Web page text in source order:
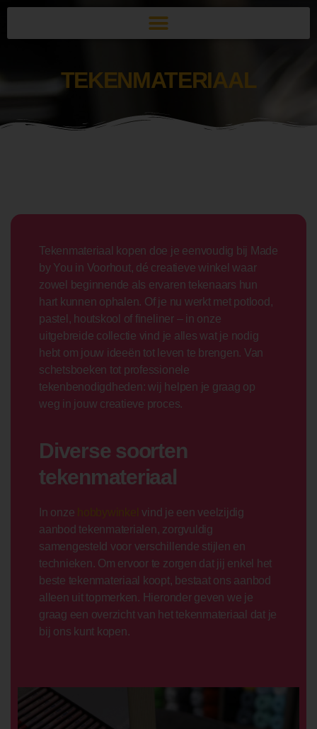
TEKENMATERIAAL
Tekenmateriaal kopen doe je eenvoudig bij Made
by You in Voorhout, dé creatieve winkel waar
zowel beginnende als ervaren tekenaars hun
hart kunnen ophalen. Of je nu werkt met potlood,
pastel, houtskool of fineliner – in onze
uitgebreide collectie vind je alles wat je nodig
hebt om jouw ideeën tot leven te brengen. Van
schetsboeken tot professionele
tekenbenodigdheden: wij helpen je graag op
weg in jouw creatieve proces.
Diverse soorten
tekenmateriaal
In onze
vind je een veelzijdig
aanbod tekenmaterialen, zorgvuldig
samengesteld voor verschillende stijlen en
technieken. Om ervoor te zorgen dat jij enkel het
beste tekenmateriaal koopt, bestaat ons aanbod
alleen uit topmerken. Hieronder geven we je
graag een overzicht van het tekenmateriaal dat je
bij ons kunt kopen.